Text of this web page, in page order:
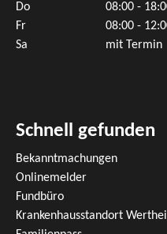
Do
08:00 -
Fr
08:00 -
Sa
mit Termin
Schnell gefunden
Bekanntmachungen
Onlinemelder
Fundbüro
Krankenhausstandort